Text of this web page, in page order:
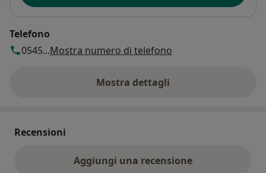
Telefono
0545...Mostra numero di telefono
Mostra dettagli
sull'indirizzo
Recensioni
Aggiungi una recensione